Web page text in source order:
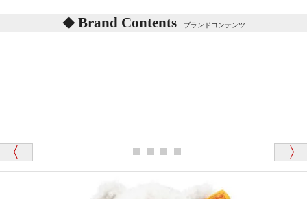
記載しておりますので、ぜひ探してみてください。
ディベアがいます。
「スクエーカー内蔵」と記載しておりますので、ぜひ
探してみてください。
「前に買ったことがあったお店でしたので」
Brand Contents ブランドコンテンツ